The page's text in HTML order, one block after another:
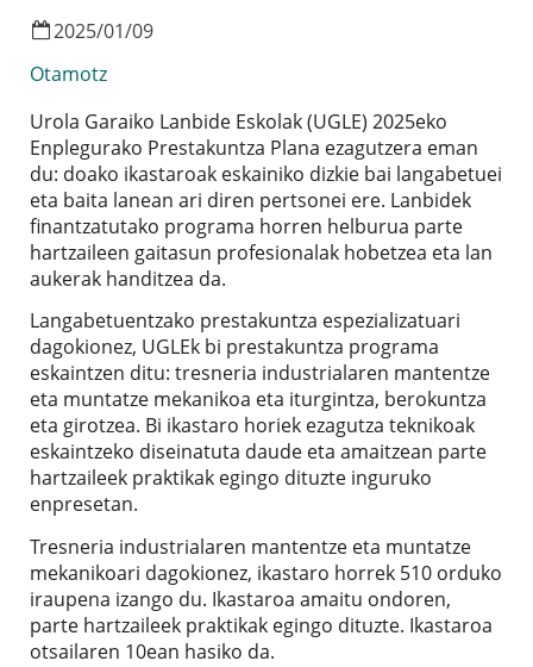
2025/01/09
Otamotz
Urola Garaiko Lanbide Eskolak (UGLE) 2025eko
Enplegurako Prestakuntza Plana ezagutzera eman
du: doako ikastaroak eskainiko dizkie bai langabetuei
eta baita lanean ari diren pertsonei ere. Lanbidek
finantzatutako programa horren helburua parte
hartzaileen gaitasun profesionalak hobetzea eta lan
aukerak handitzea da.
Langabetuentzako prestakuntza espezializatuari
dagokionez, UGLEk bi prestakuntza programa
eskaintzen ditu: tresneria industrialaren mantentze
eta muntatze mekanikoa eta iturgintza, berokuntza
eta girotzea. Bi ikastaro horiek ezagutza teknikoak
eskaintzeko diseinatuta daude eta amaitzean parte
hartzaileek praktikak egingo dituzte inguruko
enpresetan.
Tresneria industrialaren mantentze eta muntatze
mekanikoari dagokionez, ikastaro horrek 510 orduko
iraupena izango du. Ikastaroa amaitu ondoren,
parte hartzaileek praktikak egingo dituzte. Ikastaroa
otsailaren 10ean hasiko da.